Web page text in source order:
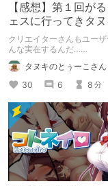
【感想】第１回が
ェスに行ってきタヌ
【レポ】
クリエイターさんもユー
んな実在するんだ……
タヌキのとぅーこさん
30
6 8 分